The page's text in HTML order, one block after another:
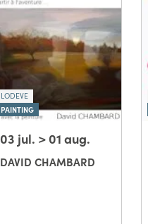
LODEVE
PAINTING
03 jul. > 01 aug.
DAVID CHAMBARD